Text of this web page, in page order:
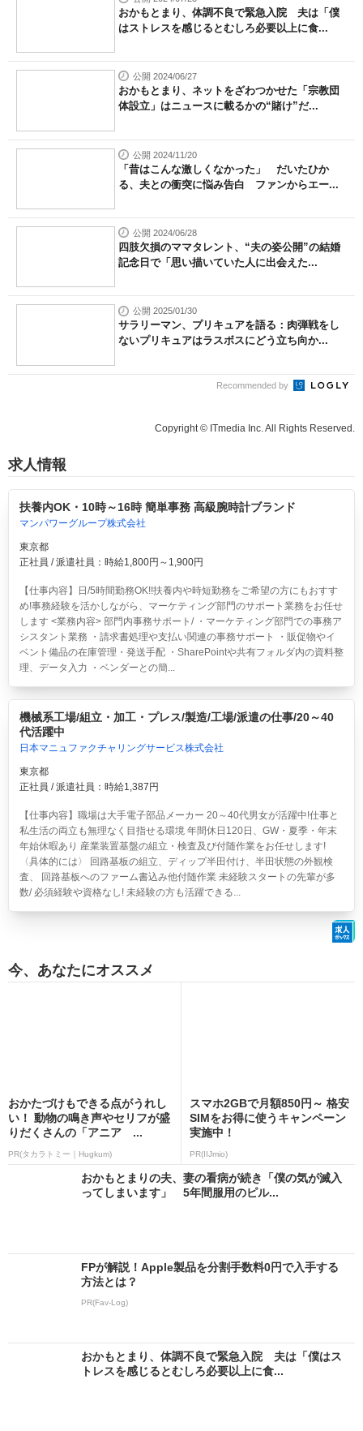
おかもとまり、体調不良で緊急入院 夫は「僕
はストレスを感じるとむしろ必要以上に食...
公開 2024/06/27
おかもとまり、ネットをざわつかせた「宗教団
体設立」はニュースに載るかの“賭け”だ...
公開 2024/11/20
「昔はこんな激しくなかった」 だいたひか
る、夫との衝突に悩み告白 ファンからエー...
公開 2024/06/28
四肢欠損のママタレント、“夫の姿公開”の結婚
記念日で「思い描いていた人に出会えた...
公開 2025/01/30
サラリーマン、プリキュアを語る：肉弾戦をし
ないプリキュアはラスボスにどう立ち向か...
Recommended by
Copyright © ITmedia Inc. All Rights Reserved.
求人情報
扶養内OK・10時～16時 簡単事務 高級腕時計ブランド
マンパワーグループ株式会社
東京都
正社員 / 派遣社員：時給1,800円～1,900円
【仕事内容】日/5時間勤務OK!!扶養内や時短勤務をご希望の方にもおすす
め!事務経験を活かしながら、マーケティング部門のサポート業務をお任せ
します <業務内容> 部門内事務サポート/ ・マーケティング部門での事務ア
シスタント業務 ・請求書処理や支払い関連の事務サポート ・販促物やイ
ベント備品の在庫管理・発送手配 ・SharePointや共有フォルダ内の資料整
理、データ入力 ・ベンダーとの簡...
機械系工場/組立・加工・プレス/製造/工場/派遣の仕事/20～40
代活躍中
日本マニュファクチャリングサービス株式会社
東京都
正社員 / 派遣社員：時給1,387円
【仕事内容】職場は大手電子部品メーカー 20～40代男女が活躍中!仕事と
私生活の両立も無理なく目指せる環境 年間休日120日、GW・夏季・年末
年始休暇あり 産業装置基盤の組立・検査及び付随作業をお任せします!
〈具体的には〉 回路基板の組立、ディップ半田付け、半田状態の外観検
査、 回路基板へのファーム書込み他付随作業 未経験スタートの先輩が多
数/ 必須経験や資格なし! 未経験の方も活躍できる...
今、あなたにオススメ
おかたづけもできる点がうれし
い！ 動物の鳴き声やセリフが盛
りだくさんの「アニア ...
PR(タカラトミー｜Hugkum)
スマホ2GBで月額850円～ 格安
SIMをお得に使うキャンペーン
実施中！
PR(IIJmio)
おかもとまりの夫、妻の看病が続き「僕の気が滅入
ってしまいます」 5年間服用のピル...
FPが解説！Apple製品を分割手数料0円で入手する
方法とは？
PR(Fav-Log)
おかもとまり、体調不良で緊急入院 夫は「僕はス
トレスを感じるとむしろ必要以上に食...